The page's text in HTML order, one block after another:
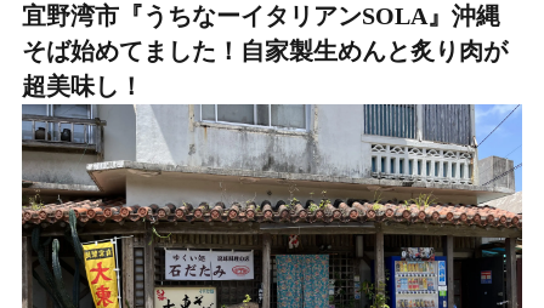
宜野湾市『うちなーイタリアンSOLA』沖縄
そば始めてました！自家製生めんと炙り肉が
超美味し！